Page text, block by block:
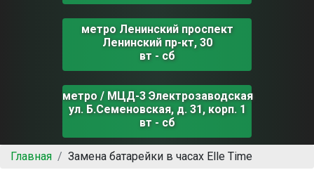
метро Ленинский проспект
Ленинский пр-кт, 30
вт - сб
метро / МЦД-3 Электрозаводская
ул. Б.Семеновская, д. 31, корп. 1
вт - сб
Главная Замена батарейки в часах Elle Time